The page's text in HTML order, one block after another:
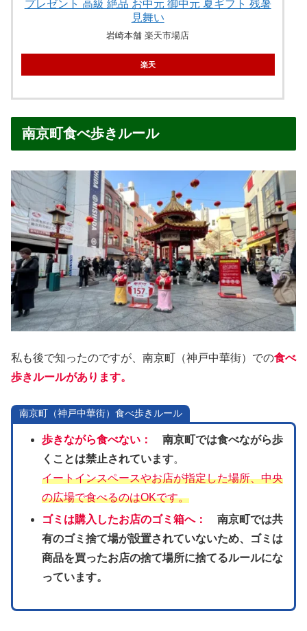
プレゼント 高級 絶品 お中元 御中元 夏ギフト 残暑
見舞い
岩崎本舗 楽天市場店
楽天
南京町食べ歩きルール
私も後で知ったのですが、南京町（神戸中華街）での食べ
歩きルールがあります。
南京町（神戸中華街）食べ歩きルール
歩きながら食べない：
南京町では食べながら歩
くことは禁止されています。
イートインスペースやお店が指定した場所、中央
の広場で食べるのはOKです。
ゴミは購入したお店のゴミ箱へ：
南京町では共
有のゴミ捨て場が設置されていないため、ゴミは
商品を買ったお店の捨て場所に捨てるルールにな
っています。